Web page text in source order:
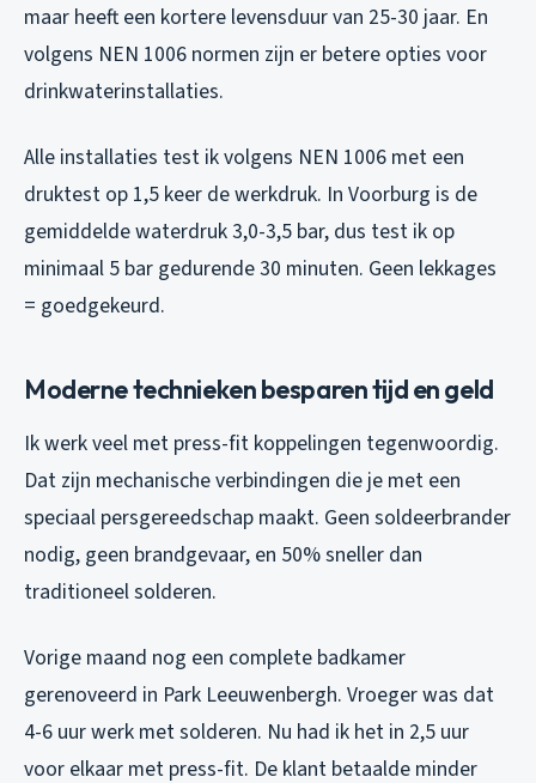
maar heeft een kortere levensduur van 25-30 jaar. En
volgens NEN 1006 normen zijn er betere opties voor
drinkwaterinstallaties.
Alle installaties test ik volgens NEN 1006 met een
druktest op 1,5 keer de werkdruk. In Voorburg is de
gemiddelde waterdruk 3,0-3,5 bar, dus test ik op
minimaal 5 bar gedurende 30 minuten. Geen lekkages
= goedgekeurd.
Moderne technieken besparen tijd en geld
Ik werk veel met press-fit koppelingen tegenwoordig.
Dat zijn mechanische verbindingen die je met een
speciaal persgereedschap maakt. Geen soldeerbrander
nodig, geen brandgevaar, en 50% sneller dan
traditioneel solderen.
Vorige maand nog een complete badkamer
gerenoveerd in Park Leeuwenbergh. Vroeger was dat
4-6 uur werk met solderen. Nu had ik het in 2,5 uur
voor elkaar met press-fit. De klant betaalde minder